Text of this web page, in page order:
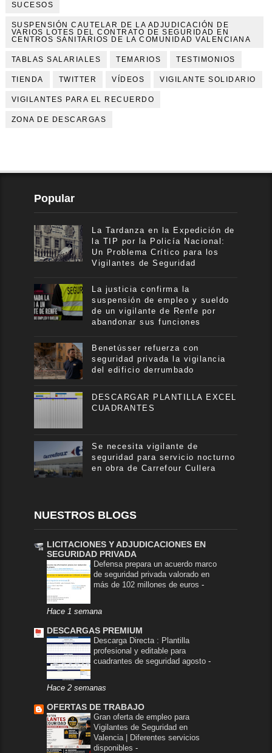
SUCESOS
SUSPENSIÓN CAUTELAR DE LA ADJUDICACIÓN DE
VARIOS LOTES DEL CONTRATO DE SEGURIDAD EN
CENTROS SANITARIOS DE LA COMUNIDAD VALENCIANA
TABLAS SALARIALES TEMARIOS TESTIMONIOS
TIENDA TWITTER VÍDEOS VIGILANTE SOLIDARIO
VIGILANTES PARA EL RECUERDO
ZONA DE DESCARGAS
Popular
La Tardanza en la Expedición de
la TIP por la Policía Nacional:
Un Problema Crítico para los
Vigilantes de Seguridad
La justicia confirma la
suspensión de empleo y sueldo
de un vigilante de Renfe por
abandonar sus funciones
Benetússer refuerza con
seguridad privada la vigilancia
del edificio derrumbado
DESCARGAR PLANTILLA EXCEL
CUADRANTES
Se necesita vigilante de
seguridad para servicio nocturno
en obra de Carrefour Cullera
NUESTROS BLOGS
LICITACIONES Y ADJUDICACIONES EN
SEGURIDAD PRIVADA
Defensa prepara un acuerdo marco
de seguridad privada valorado en
más de 102 millones de euros-
Hace 1 semana
DESCARGAS PREMIUM
Descarga Directa : Plantilla
profesional y editable para
cuadrantes de seguridad agosto-
Hace 2 semanas
OFERTAS DE TRABAJO
Gran oferta de empleo para
Vigilantes de Seguridad en
Valencia | Diferentes servicios
disponibles-